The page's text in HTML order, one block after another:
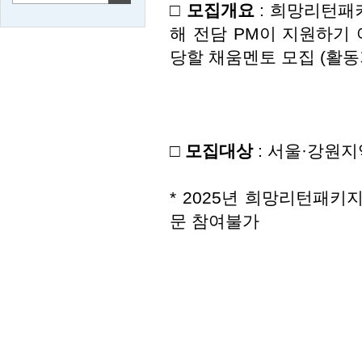
□ 모집개요 : 희망리턴패
해 전담 PM이 지원하기
당할 채움멘토 모집 (활
□ 모집대상: 서울·강원
* 2025년 희망리턴패키
문 참여불가